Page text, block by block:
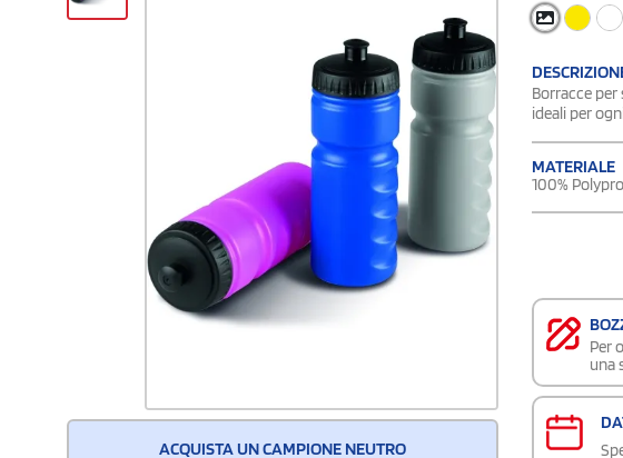
ACQUISTA UN CAMPIONE NEUTRO
Borracce
ideali per
MATERIALE
100%
Per
una